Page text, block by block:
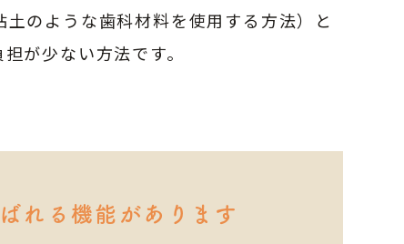
のような歯科材料を使用する方法）と
が少ない方法です。
れる機能があります